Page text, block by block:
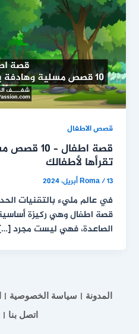
قصص الاطفال
قصة اطفال
تقرأها لأطفالك
Roma/13 أبريل، 2024
في عالم مليء بالتقنيات
قصة اطفال وهي ركيزة
الصاعدة، فهي ليست مجرد
المدونة سياسة الخصوصية
اتصل بنا